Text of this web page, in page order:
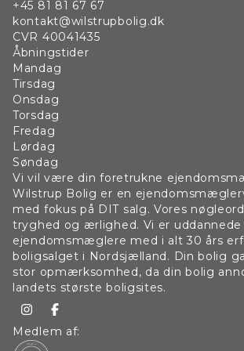
pigegarden gennem Helsingør City kl.
juletid er pigegarden med til at gøre
Strande og skov:
Der er flere steder du kan bade i
fremhæver Gummistranden som ligger ved
Campingplads. En fin sandstrand, som har
Stranden ligger tæt på centrum og nem at
cykel. En et af byens andre gode strande,
som ligger ca. 4 km. fra Helsingør
naturskønt område med skøn sandstrand
Hegn i baggrunden. Teglstrup Hegn er en
flere små søer og et sjovt område, som
går køerne frit rundt på marker og skov,
cykle/gå/løbe forbi dem. Så er du dus med
dyr, er denne plet i Helsingør Kommune
Selvforkælelse:
Bor man i Helsingør og trænger man til at
behøver man ikke at tage ud fra byen.
ligger direkte ud til Øresund tiltrækker
+45 81 81 67 67
kontakt@wilstrupbolig.dk
CVR 40041435
Åbningstider
Mandag
Tirsdag
Onsdag
Torsdag
Fredag
Lørdag
Søndag
Vi vil være din foretrukne
Wilstrup Bolig er en
med fokus på DIT salg. Vores
tryghed og ærlighed. Vi er uddannede
ejendomsmæglere med i alt 30 års
boligsalget i Nordsjælland. Din bolig
stor opmærksomhed, da din bolig
landets største boligsites.
Medlem af: